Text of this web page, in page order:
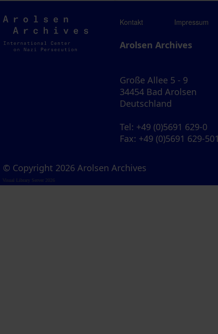
Arolsen
Archives
Kontakt Impressum
Arolsen Archives
Große Allee 5 - 9
34454 Bad Arolsen
Deutschland
Tel: +49 (0)5691 629-0
Fax: +49 (0)5691 629-
© Copyright 2026 Arolsen Archives
Visual Library Server 2026